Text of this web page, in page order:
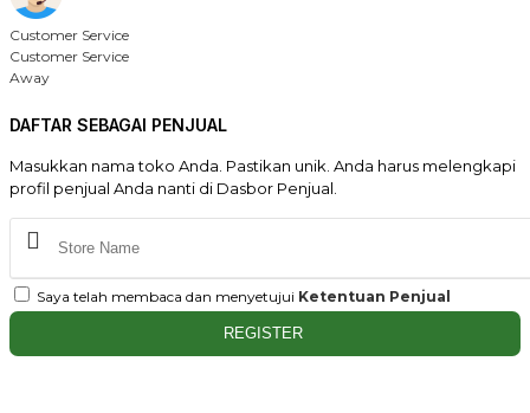
Customer Service
Customer Service
Away
DAFTAR SEBAGAI PENJUAL
Masukkan nama toko Anda. Pastikan unik. Anda harus melengkapi
profil penjual Anda nanti di Dasbor Penjual.
Saya telah membaca dan menyetujui Ketentuan Penjual
REGISTER